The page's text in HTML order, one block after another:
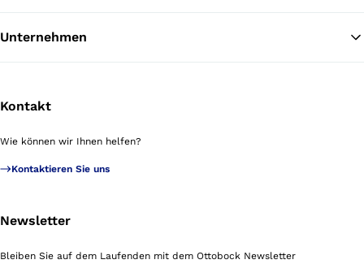
Unternehmen
Kontakt
Wie können wir Ihnen helfen?
Kontaktieren Sie uns
Newsletter
Bleiben Sie auf dem Laufenden mit dem Ottobock Newsletter